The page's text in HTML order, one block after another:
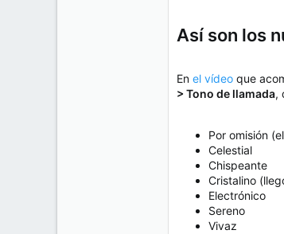
Así son los
En el vídeo que
> Tono de llamada,
Por omisión
Celestial
Chispeante
Cristalino
Electrónico
Sereno
Vivaz